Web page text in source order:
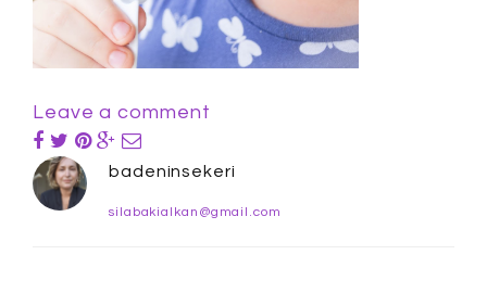
Leave a comment
badeninsekeri
silabakialkan@gmail.com